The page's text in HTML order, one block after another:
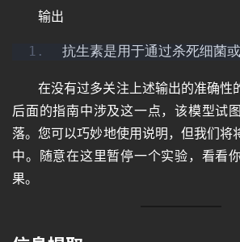
输出
抗生素是用于通过杀死细菌
在没有过多关注上述输出的准确性
后面的指南中涉及这一点，该模型试
落。您可以巧妙地使用说明，但我们将
中。随意在这里暂停一个实验，看看
果。